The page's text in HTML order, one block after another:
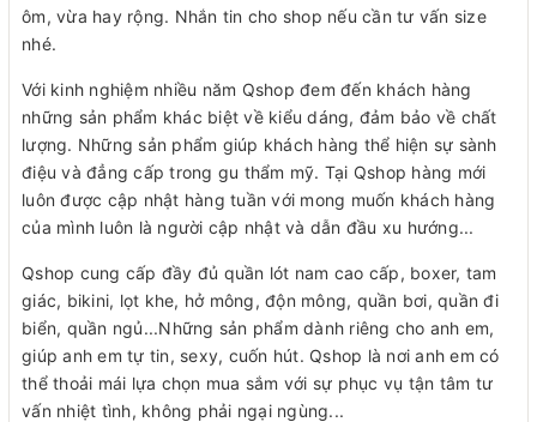
ôm, vừa hay rộng. Nhắn tin cho shop nếu cần tư vấn size
nhé.
Với kinh nghiệm nhiều năm Qshop đem đến khách hàng
những sản phẩm khác biệt về kiểu dáng, đảm bảo về chất
lượng. Những sản phẩm giúp khách hàng thể hiện sự sành
điệu và đẳng cấp trong gu thẩm mỹ. Tại Qshop hàng mới
luôn được cập nhật hàng tuần với mong muốn khách hàng
của mình luôn là người cập nhật và dẫn đầu xu hướng...
Qshop cung cấp đầy đủ quần lót nam cao cấp, boxer, tam
giác, bikini, lọt khe, hở mông, độn mông, quần bơi, quần đi
biển, quần ngủ...Những sản phẩm dành riêng cho anh em,
giúp anh em tự tin, sexy, cuốn hút. Qshop là nơi anh em có
thể thoải mái lựa chọn mua sắm với sự phục vụ tận tâm tư
vấn nhiệt tình, không phải ngại ngùng...